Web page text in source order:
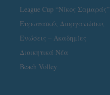
League Cup “Νίκος Σαμαράς”
Ευρωπαϊκές Διοργανώσεις
Ενώσεις – Ακαδημίες
Διοικητικά Νέα
Beach Volley